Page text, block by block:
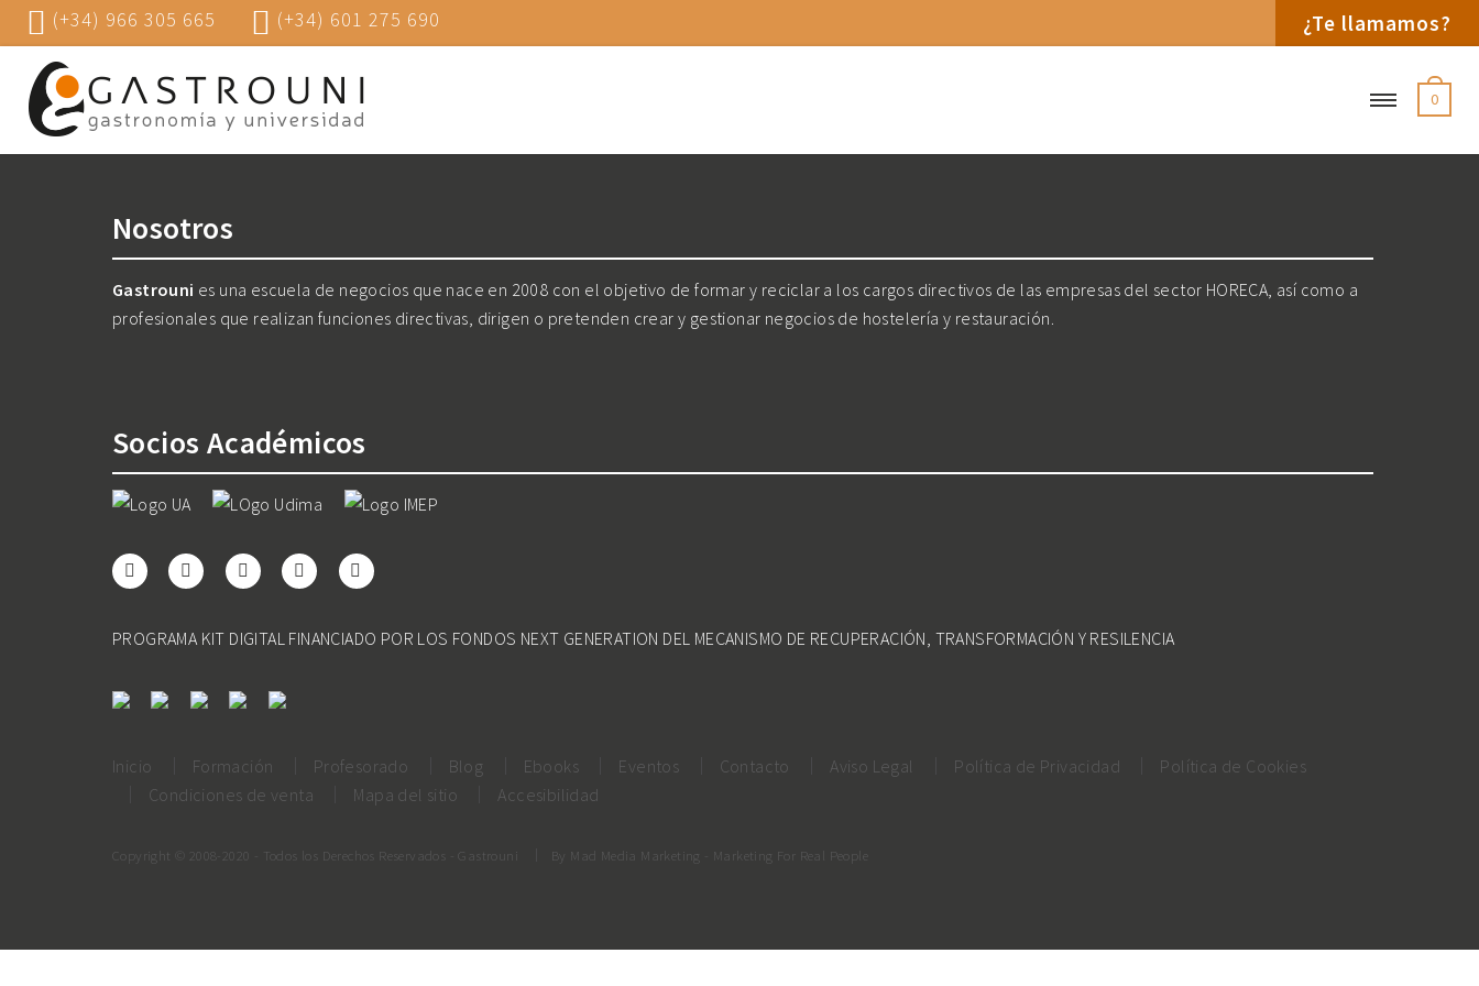
(+34) 966 305 665 (+34) 601 275 690 ¿Te llamamos?
0
Nosotros
Gastrouni es una escuela de negocios que nace en 2008 con el objetivo de formar y reciclar a los cargos directivos de las empresas del sector HORECA, así como a
profesionales que realizan funciones directivas, dirigen o pretenden crear y gestionar negocios de hostelería y restauración.
Socios Académicos
PROGRAMA KIT DIGITAL FINANCIADO POR LOS FONDOS NEXT GENERATION DEL MECANISMO DE RECUPERACIÓN, TRANSFORMACIÓN Y RESILENCIA
Inicio Formación Profesorado Blog Ebooks Eventos Contacto Aviso Legal Política de Privacidad
Política de Cookies
Condiciones de venta
Mapa del sitio Accesibilidad
Copyright © 2008-2020 - Todos los Derechos Reservados - Gastrouni By Mad Media Marketing - Marketing For Real People